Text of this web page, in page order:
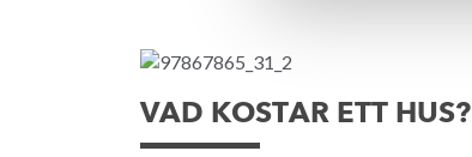
VAD KOSTAR ETT HUS?